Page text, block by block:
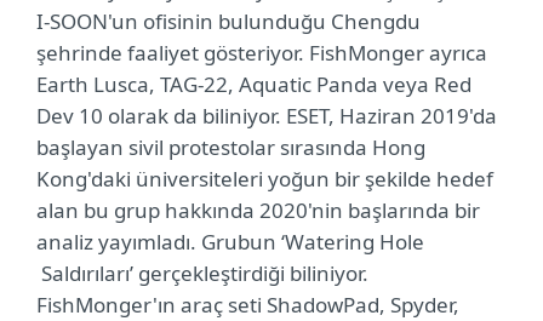
I-SOON'un ofisinin bulunduğu Chengdu
şehrinde faaliyet gösteriyor. FishMonger ayrıca
Earth Lusca, TAG-22, Aquatic Panda veya Red
Dev 10 olarak da biliniyor. ESET, Haziran 2019'da
başlayan sivil protestolar sırasında Hong
Kong'daki üniversiteleri yoğun bir şekilde hedef
alan bu grup hakkında 2020'nin başlarında bir
analiz yayımladı. Grubun ‘Watering Hole
Saldırıları’ gerçekleştirdiği biliniyor.
FishMonger'ın araç seti ShadowPad, Spyder,